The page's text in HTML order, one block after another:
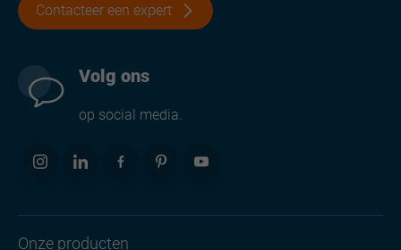
Contacteer een expert
Volg ons
op social media.
Onze producten